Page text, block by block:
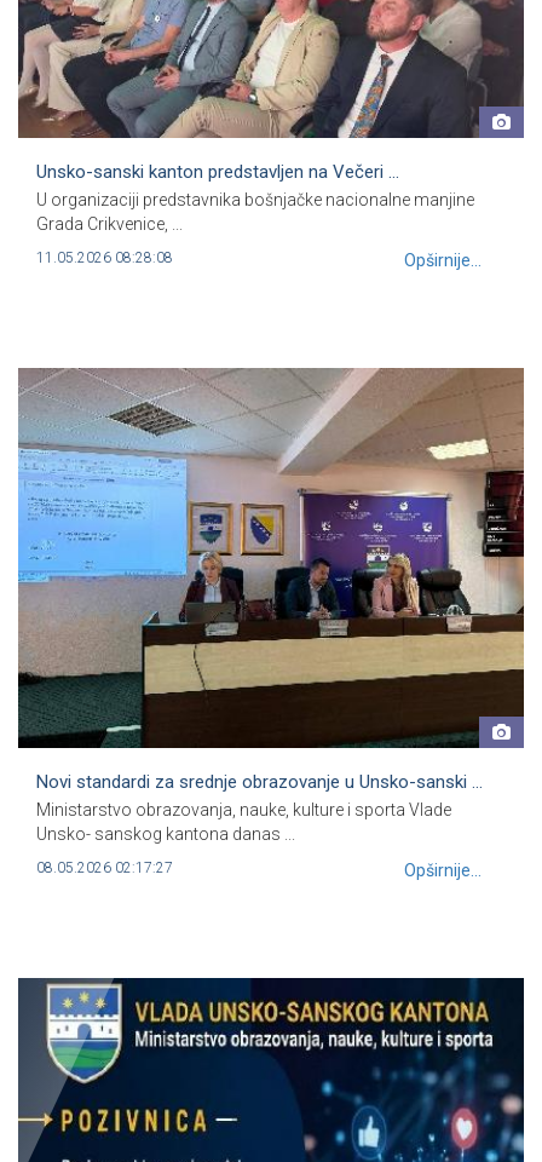
Unsko-sanski kanton predstavljen na Večeri ...
U organizaciji predstavnika bošnjačke nacionalne manjine
Grada Crikvenice, ...
11.05.2026 08:28:08 Opširnije...
Novi standardi za srednje obrazovanje u Unsko-sanski ...
Ministarstvo obrazovanja, nauke, kulture i sporta Vlade
Unsko- sanskog kantona danas ...
08.05.2026 02:17:27 Opširnije...